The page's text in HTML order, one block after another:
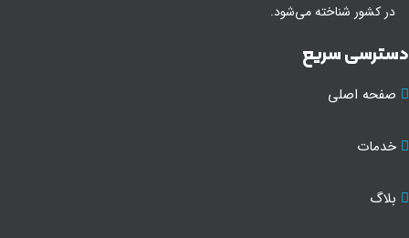
در کشور شناخته می‌شود.
سریع
صفحه اصلی
خدمات
بلاگ